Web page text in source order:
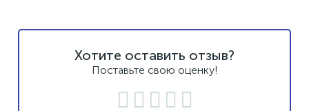
Хотите оставить отзыв?
Поставьте свою оценку!